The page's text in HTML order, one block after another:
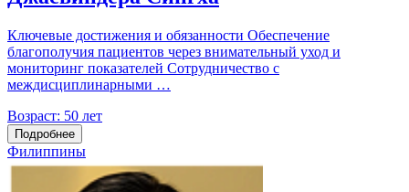
Ключевые достижения и обязанности Обеспечение
благополучия пациентов через внимательный уход и
мониторинг показателей Сотрудничество с
междисциплинарными …
Возраст: 50 лет
Подробнее
Филиппины